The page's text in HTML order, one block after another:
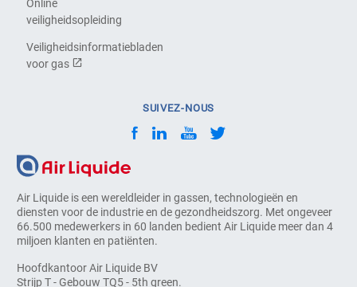
Air Liquide is een wereldleider in gassen, technologieën en
diensten voor de industrie en de gezondheidszorg. Met ongeveer
66.500 medewerkers in 60 landen bedient Air Liquide meer dan 4
miljoen klanten en patiënten.
Hoofdkantoor Air Liquide BV
Strijp T - Gebouw TQ5 - 5th green.
Online
veiligheidsopleiding
Veiligheidsinformatiebladen
voor gas
SUIVEZ-NOUS